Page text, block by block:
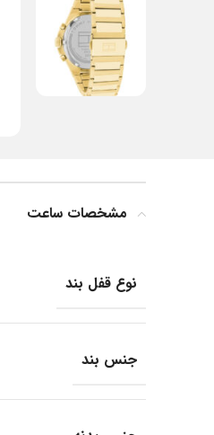
مشخصات ساعت
نوع قفل بند
جنس بند